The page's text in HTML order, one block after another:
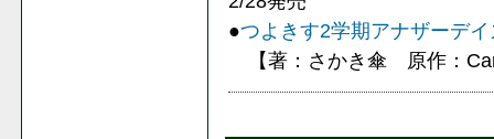
●つよきす2学期アナザーデ
【著：さかき傘 原作：